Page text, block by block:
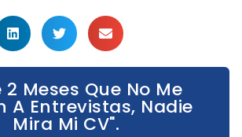
2 Meses Que No Me
A Entrevistas, Nadie
Mira Mi CV".